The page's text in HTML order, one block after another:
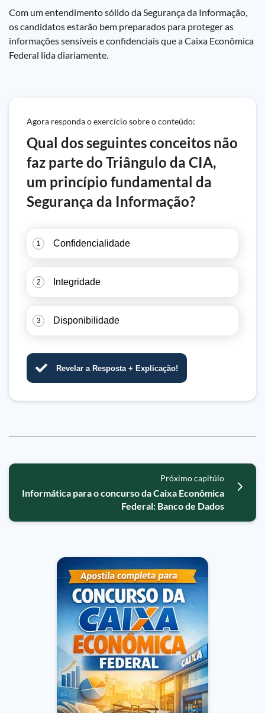
Com um entendimento sólido da Segurança da Informação,
os candidatos estarão bem preparados para proteger as
informações sensíveis e confidenciais que a Caixa Econômica
Federal lida diariamente.
Agora responda o exercício sobre o conteúdo:
Qual dos seguintes conceitos não
faz parte do Triângulo da CIA,
um princípio fundamental da
Segurança da Informação?
1 Confidencialidade
2 Integridade
3 Disponibilidade
Revelar a Resposta + Explicação!
Próximo capitúlo
Informática para o concurso da Caixa Econômica
Federal: Banco de Dados